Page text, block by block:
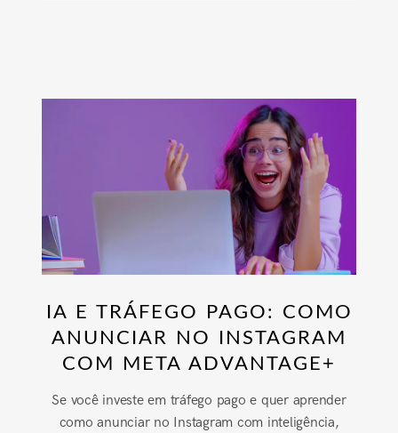
IA E TRÁFEGO PAGO: COMO
ANUNCIAR NO INSTAGRAM
COM META ADVANTAGE+
Se você investe em tráfego pago e quer aprender
como anunciar no Instagram com inteligência,